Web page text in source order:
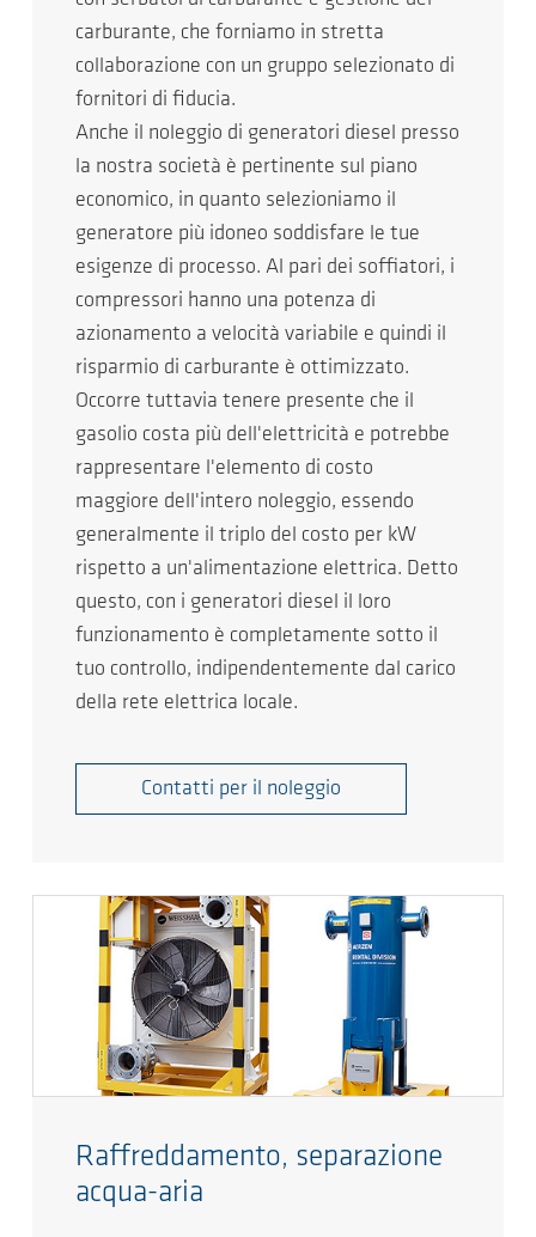
carburante, che forniamo in stretta
collaborazione con un gruppo selezionato di
fornitori di fiducia.
Anche il noleggio di generatori diesel presso
la nostra società è pertinente sul piano
economico, in quanto selezioniamo il
generatore più idoneo soddisfare le tue
esigenze di processo. Al pari dei soffiatori, i
compressori hanno una potenza di
azionamento a velocità variabile e quindi il
risparmio di carburante è ottimizzato.
Occorre tuttavia tenere presente che il
gasolio costa più dell'elettricità e potrebbe
rappresentare l'elemento di costo
maggiore dell'intero noleggio, essendo
generalmente il triplo del costo per kW
rispetto a un'alimentazione elettrica. Detto
questo, con i generatori diesel il loro
funzionamento è completamente sotto il
tuo controllo, indipendentemente dal carico
della rete elettrica locale.
Contatti per il noleggio
Raffreddamento, separazione
acqua-aria